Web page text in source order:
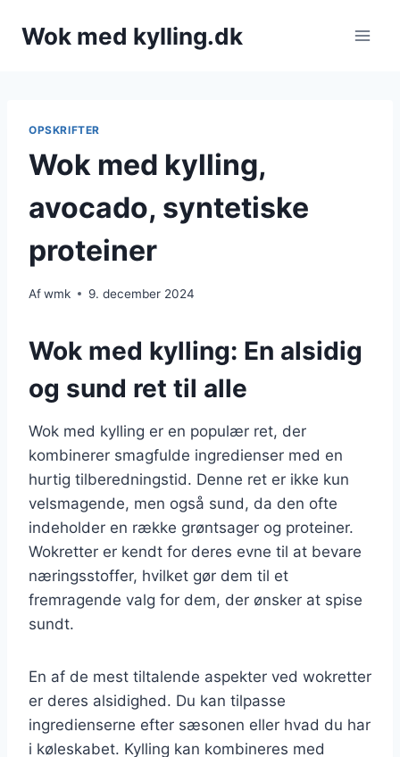
Wok med kylling.dk
OPSKRIFTER
Wok med kylling,
avocado, syntetiske
proteiner
Afwmk 9. december 2024
Wok med kylling: En alsidig
og sund ret til alle
Wok med kylling er en populær ret, der
kombinerer smagfulde ingredienser med en
hurtig tilberedningstid. Denne ret er ikke kun
velsmagende, men også sund, da den ofte
indeholder en række grøntsager og proteiner.
Wokretter er kendt for deres evne til at bevare
næringsstoffer, hvilket gør dem til et
fremragende valg for dem, der ønsker at spise
sundt.
En af de mest tiltalende aspekter ved wokretter
er deres alsidighed. Du kan tilpasse
ingredienserne efter sæsonen eller hvad du har
i køleskabet. Kylling kan kombineres med